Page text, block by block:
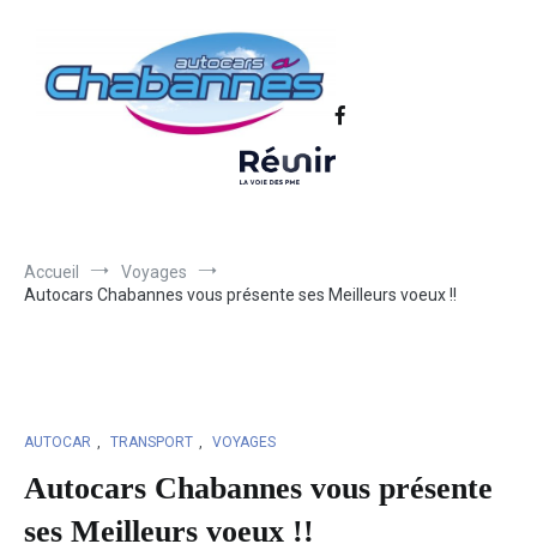
Autocars Chabannes | Transport en
Transport scolaire, Transports de personnel en Drôme Ardèche,
Transport touristique France et Europe
Accueil
Voyages
Autocars Chabannes vous présente ses Meilleurs voeux !!
AUTOCAR TRANSPORT VOYAGES
Autocars Chabannes vous présente
ses Meilleurs voeux !!